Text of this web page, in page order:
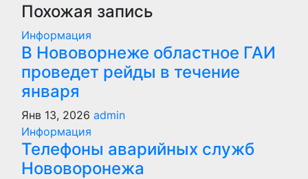
Похожая запись
Информация
В Нововорнеже областное ГАИ
проведет рейды в течение
января
Янв 13, 2026 admin
Информация
Телефоны аварийных служб
Нововоронежа